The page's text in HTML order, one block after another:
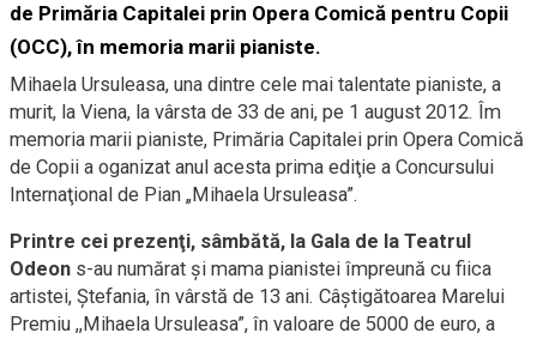
de Primăria Capitalei prin Opera Comică pentru Copii
(OCC), în memoria marii pianiste.
Mihaela Ursuleasa, una dintre cele mai talentate pianiste, a
murit, la Viena, la vârsta de 33 de ani, pe 1 august 2012. Îm
memoria marii pianiste, Primăria Capitalei prin Opera Comică
de Copii a oganizat anul acesta prima ediţie a Concursului
Internaţional de Pian „Mihaela Ursuleasa”.
Printre cei prezenţi, sâmbătă, la Gala de la Teatrul
Odeon s-au numărat şi mama pianistei împreună cu fiica
artistei, Ştefania, în vârstă de 13 ani. Câştigătoarea Marelui
Premiu ,,Mihaela Ursuleasa”, în valoare de 5000 de euro, a